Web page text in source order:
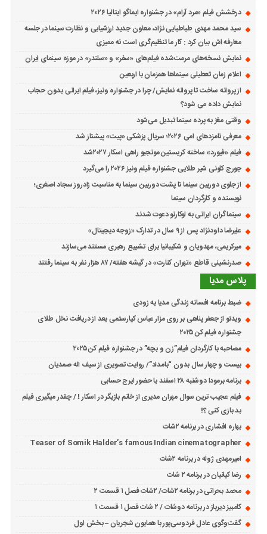
درخشش فیلم «مرد آرام» در جشنواره ایماگو ایتالیا ۲۰۲۶
سید محمد مهدی طباطبایی نژاد، معاون جدید ارزشیابی و نظارت سینما در جلسه
معارفه اش بیان کرد : کار ما تنظیم‌گری است نه ممیزی
نمایش نسخه‌های مرمت‌شده فیلم‌های «سفر» و «سلندر» در موزه سینمای ایران
اعلام زمان تعطیلی سینماها همزمان با اربعین
از پروانه ساخت تا پروانه نمایش/ چرا در جشنواره ونیز، فیلم ایرانی بدون حجاب
نمایش داده می شود؟
وقتی مغز به پرده سینما تبدیل می‌شود
معرفی نامزدهای امی ۲۰۲۶؛ سریال پزشکی «پیت» پیشتاز شد
فیلم «فیورد» ساخته کریستین مونجیو راهی اسکار ۲۰۲۷شد
جورج کلونی شیر طلایی جشنواره فیلم ونیز ۲۰۲۶ را می‌گیرد
از جلوی دوربین سینما تا پشت دوربین سینما به مناسبت زادروز سجاد اصغری؛
نویسنده و کارگردان سینما
سینماگران ایرانی به لوکارنو دعوت شدند
علیرضا داودنژاد پس از ۹ سال در تدارک «زوجه دیجیتال»
میرکریمی، مهدویان و شکیبانیا برای تشییع رهبری مستند می‌سازند
صدرنشینی قاطع «تهران کنارت» در گیشه هفته/ ۸۷ هزار نفر به سینما رفتند
پلاس مدیا
ضبط برنامه افسانه زندگی مدیا به زودی
ویدئو از جعفر پناهی بر روی مزار عباس کیارستمی بعد از دریافت نخل طلای
جشنواره فیلم کن ۲۰۲۵
مصاحبه با کارگردان فیلم”زن و بچه” در جشنواره فیلم کن ۲۰۲۵
بیست و چهار سال بدون “بامداد”/ روایت تصویری از سیف اله صمدیان
برنامه برمودا دوشنبه ۲۸ اسفند با حضور ایرج حسابی
فیلم عجیب ترین سوال مهران مدیری از خانم بازیگر در اسکار ! / چقدر میگیری فیلم
بد بازی کنی ؟!
بهاره افشاری در برنامه ۲شات
Teaser of Somik Halder’s famous Indian cinematographer
امیرمهدی ژوله در برنامه ۲شات
رضا کیانیان در برنامه ۲ شات
محمد بحرانی در برنامه ۲شات/ ۲شات فصل ۱ قسمت ۲
کامبیز دیرباز در برنامه دوشات / ۲ شات فصل ۱ قسمت ۱
گفت‌وگوی عادل فردوسی‌پور با همایون شجریان – بخش اول